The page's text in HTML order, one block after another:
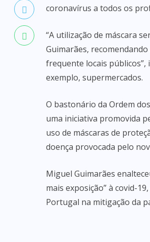
coronavírus a todos os
“A utilização de máscara
Guimarães,
frequente locais
exemplo, supermercados.
O bastonário da Ordem
uma iniciativa promovida
uso de máscaras de
doença provocada pelo
Miguel Guimarães
mais exposição” à covid-
Portugal na mitigação da